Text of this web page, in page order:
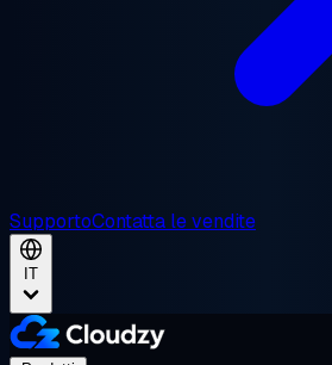
SupportoContatta le vendite
IT